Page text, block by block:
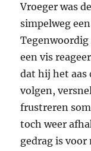
Vroeger was
simpelweg
een vis
dat hij het aas
volgen,
frustreren
toch weer
gedrag is